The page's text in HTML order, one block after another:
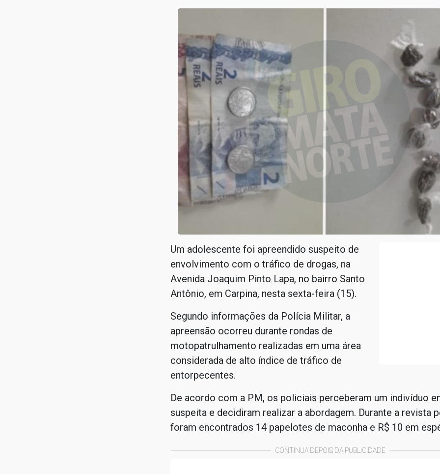
Um adolescente foi apreendido suspeito de
envolvimento com o tráfico de drogas, na
Avenida Joaquim Pinto Lapa, no bairro Santo
Antônio, em Carpina, nesta sexta-feira (15).
Segundo informações da Polícia Militar, a
apreensão ocorreu durante rondas de
motopatrulhamento realizadas em uma área
considerada de alto índice de tráfico de
entorpecentes.
De acordo com a PM, os policiais perceberam um indivíduo
suspeita e decidiram realizar a abordagem. Durante a revista
foram encontrados 14 papelotes de maconha e R$ 10 em
CONTINUA DEPOIS DA PUBLICIDADE